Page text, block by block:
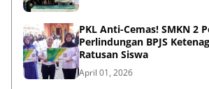
PKL Anti-Cemas! SMKN 2
Perlindungan BPJS
Ratusan Siswa
April 01, 2026